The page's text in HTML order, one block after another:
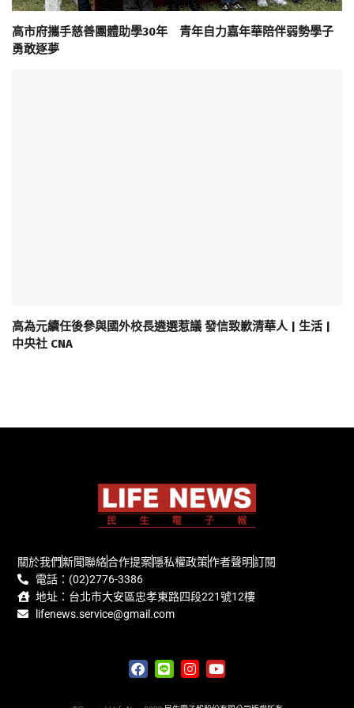
高市府攜手慈善團體助學30年 青年自力嘉年華陪伴弱勢學子
勇敢逐夢
高為元續任後參與國外校長遴選惹議 發信致歉清華人 | 生活 |
中央社 CNA
關於我們新聞聯絡合作提案隱私權政策作者聲明訂閱
電話：(02)2776-3386
地址：台北市大安區忠孝東路四段221號12樓
lifenews.service@gmail.com